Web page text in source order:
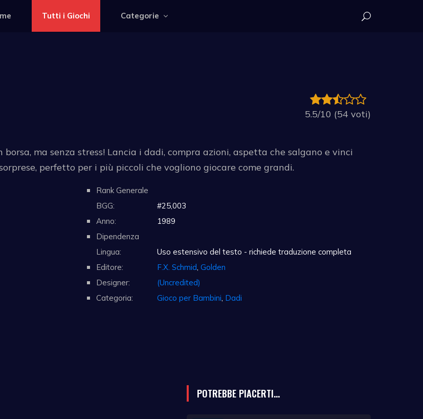
Tutti i Giochi Categorie
5.5/10 (54 voti)
ma senza stress! Lancia i dadi, compra azioni, aspetta che salgano e vinci
perfetto per i più piccoli che vogliono giocare come grandi.
Rank Generale
BGG:
#25,003
Anno:
1989
Dipendenza
Lingua:
Uso estensivo del testo - richiede traduzione completa
Editore:
F.X. Schmid Golden
Designer:
(Uncredited)
Categoria:
Gioco per Bambini Dadi
POTREBBE PIACERTI...